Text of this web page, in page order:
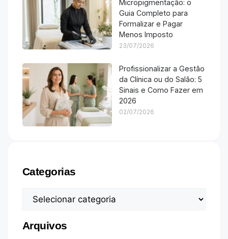
Micropigmentação: o
Guia Completo para
Formalizar e Pagar
Menos Imposto
23/07/2026
Profissionalizar a Gestão
da Clínica ou do Salão: 5
Sinais e Como Fazer em
2026
02/07/2026
Categorias
Arquivos